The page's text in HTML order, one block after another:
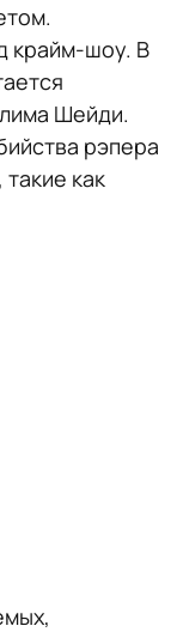
крайм-шоу. В
Шейди.
рэпера
как